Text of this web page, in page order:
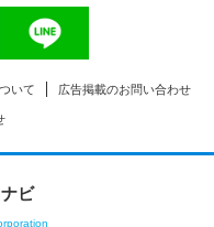
いて 広告掲載のお問い合わせ
ビ